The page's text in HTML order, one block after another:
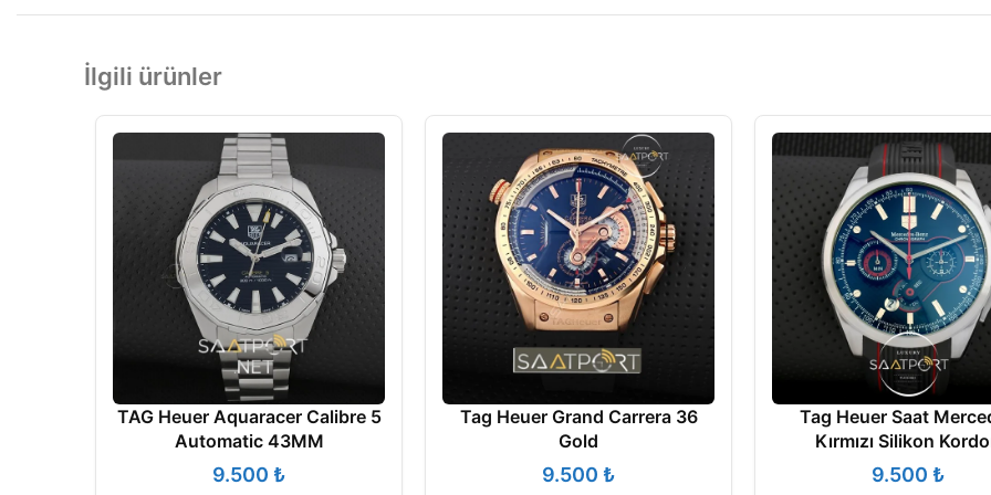
İlgili ürünler
TAG Heuer Aquaracer Calibre 5
Automatic 43MM
₺
Tag Heuer Grand Carrera 36
Gold
₺
Tag Heuer Saat
Kırmızı Silikon
₺